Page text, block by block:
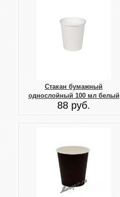
Стакан бумажный
однослойный 100 мл белый
88 руб.